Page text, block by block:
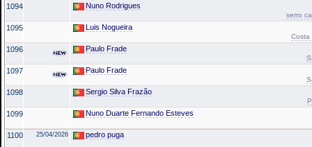
1094 Nuno Rodrigues
serro
1095 Luis Nogueira
Costa
1096 Paulo Frade
1097 Paulo Frade
1098 Sergio Silva Frazão
1099 Nuno Duarte Fernando Esteves
1100 25/04/2026 pedro puga